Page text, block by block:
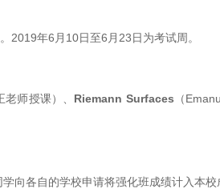
2019年6 月 10日至6 月 23日为考试周。
老师授课）、 Riemann Surfaces （
向各自的学校申请将强化班成绩计入本校